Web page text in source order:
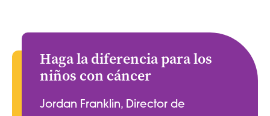
Haga la diferencia para los
niños con cáncer
Jordan Franklin, Director de